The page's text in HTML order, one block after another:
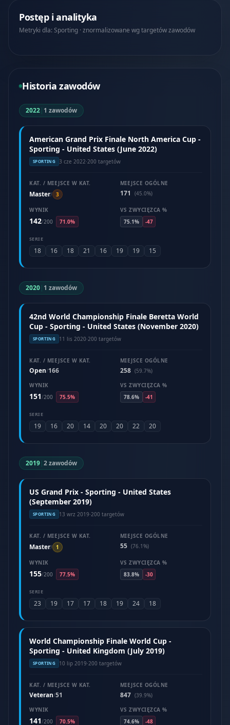
Postęp i analityka
Metryki dla: Sporting · znormalizowane wg targetów zawodów
Historia zawodów
2022| 1 zawodów
American Grand Prix Finale North America Cup -
Sporting - United States (June 2022)
SPORTING 3 cze 2022·200 targetów
KAT. / MIEJSCE W KAT.
Master/ 3
MIEJSCE OGÓLNE
171 (45.0%)
WYNIK
142/200 71.0%
VS ZWYCIĘZCA %
75.1%
-47
SERIE
18 16 18 21 16 19 19 15
2020| 1 zawodów
42nd World Championship Finale Beretta World
Cup - Sporting - United States (November 2020)
SPORTING 11 lis 2020·200 targetów
KAT. / MIEJSCE W KAT.
Open/166
MIEJSCE OGÓLNE
258 (59.7%)
WYNIK
151/200 75.5%
VS ZWYCIĘZCA %
78.6%
-41
SERIE
19 16 20 14 20 20 22 20
2019|2 zawodów
US Grand Prix - Sporting - United States
(September 2019)
SPORTING 13 wrz 2019·200 targetów
KAT. / MIEJSCE W KAT.
Master/ 1
MIEJSCE OGÓLNE
55 (76.1%)
WYNIK
155/200 77.5%
VS ZWYCIĘZCA %
83.8%
-30
SERIE
23 19 17 17 18 19 24 18
World Championship Finale World Cup -
Sporting - United Kingdom (July 2019)
SPORTING 10 lip 2019·200 targetów
KAT. / MIEJSCE W KAT.
Veteran/51
MIEJSCE OGÓLNE
847 (39.9%)
WYNIK
141/200 70.5%
VS ZWYCIĘZCA %
74.6%
-48